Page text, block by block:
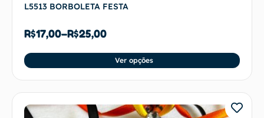
L5513 BORBOLETA FESTA
R$17,00–R$25,00
Ver opções